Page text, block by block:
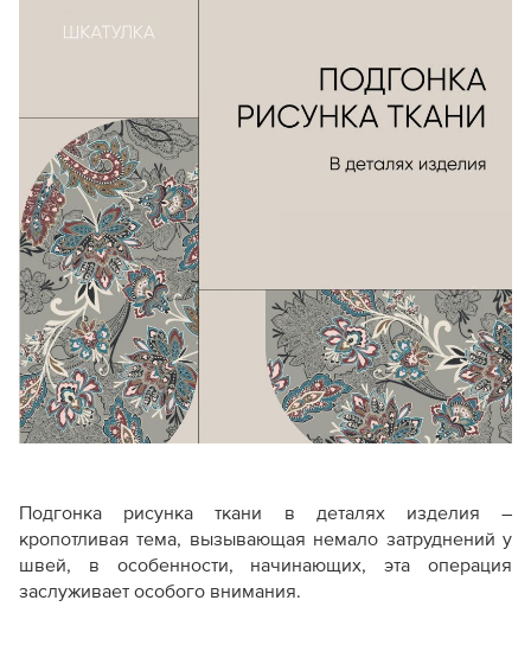
Подгонка рисунка ткани в деталях изделия –
кропотливая тема, вызывающая немало затруднений у
швей, в особенности, начинающих, эта операция
заслуживает особого внимания.